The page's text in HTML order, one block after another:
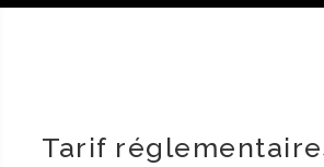
Tarif